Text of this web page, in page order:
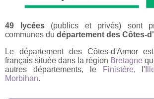
49 lycées(publics et privés) sont
communes du département des Côtes-
Le département des Côtes-d'Armor
français située dans la région Bretagne
autres départements, le
Finistère, l'
Morbihan.